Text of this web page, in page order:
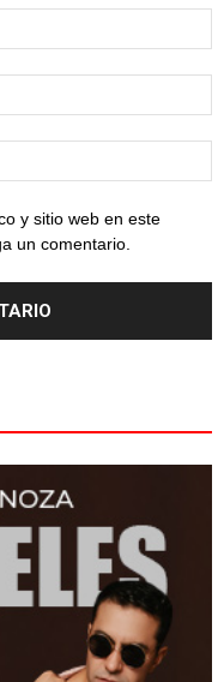
y sitio web en este
un comentario.